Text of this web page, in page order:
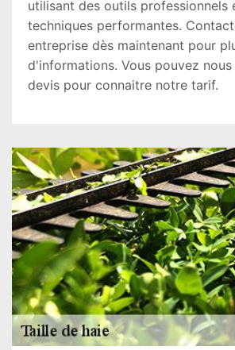
utilisant des outils professionnels
techniques performantes.
entreprise dès maintenant pour
d'informations. Vous pouvez nous
devis pour connaitre notre tarif.